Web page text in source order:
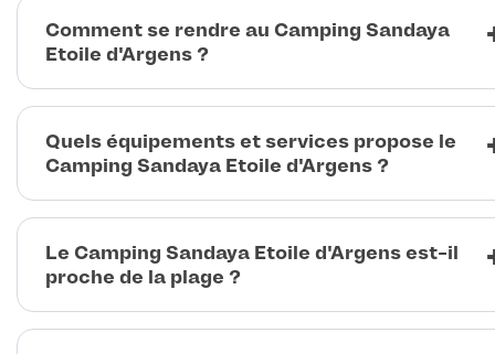
Comment se rendre au Camping Sandaya
Etoile d'Argens ?
Quels équipements et services propose le
Camping Sandaya Etoile d'Argens ?
Le Camping Sandaya Etoile d'Argens est-il
proche de la plage ?